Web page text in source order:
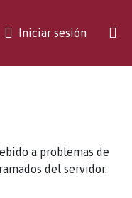
Iniciar sesión(current)
a problemas de
del servidor.